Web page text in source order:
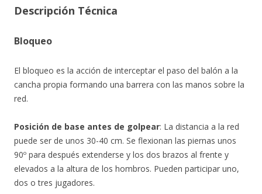
Descripción Técnica
Bloqueo
El bloqueo es la acción de interceptar el paso del balón a la
cancha propia formando una barrera con las manos sobre la
red.
Posición de base antes de golpear: La distancia a la red
puede ser de unos 30-40 cm. Se flexionan las piernas unos
90º para después extenderse y los dos brazos al frente y
elevados a la altura de los hombros. Pueden participar uno,
dos o tres jugadores.